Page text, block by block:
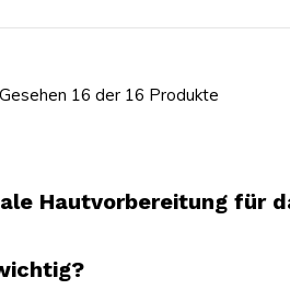
Gesehen 16 der 16 Produkte
Hautvorbereitung für